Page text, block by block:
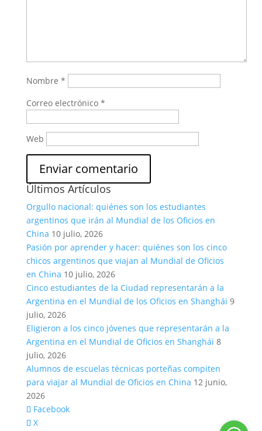
Nombre *
Correo electrónico *
Web
Últimos Artículos
Orgullo nacional: quiénes son los estudiantes
argentinos que irán al Mundial de los Oficios en
China 10 julio, 2026
Pasión por aprender y hacer: quiénes son los cinco
chicos argentinos que viajan al Mundial de Oficios
en China 10 julio, 2026
Cinco estudiantes de la Ciudad representarán a la
Argentina en el Mundial de los Oficios en Shanghái 9
julio, 2026
Eligieron a los cinco jóvenes que representarán a la
Argentina en el Mundial de Oficios en Shanghái 8
julio, 2026
Alumnos de escuelas técnicas porteñas compiten
para viajar al Mundial de Oficios en China 12 junio,
2026
Facebook
X